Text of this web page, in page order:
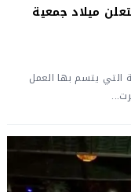
ميلاد جمعية
التي يتسم بها العمل